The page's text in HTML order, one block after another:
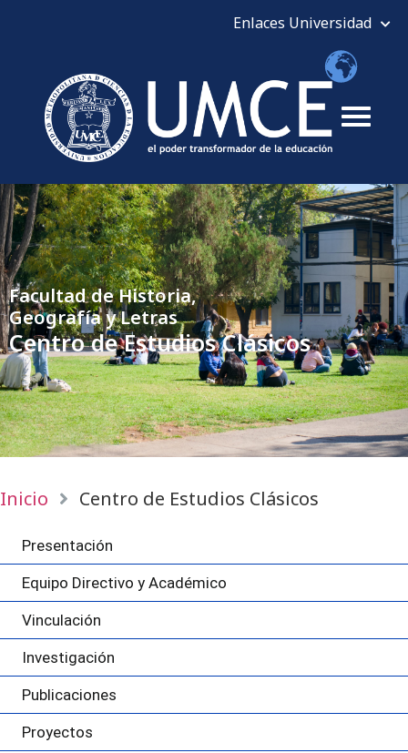
Facultad de Historia,
Geografía y Letras
Centro de Estudios Clásicos
Inicio Centro de Estudios Clásicos
Presentación
Equipo Directivo y Académico
Vinculación
Investigación
Publicaciones
Proyectos